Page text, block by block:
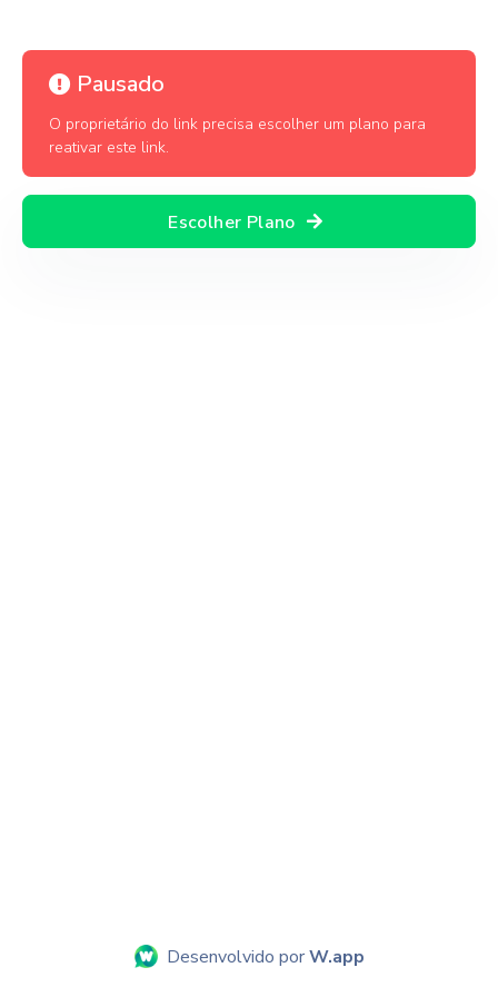
Pausado
O proprietário do link precisa escolher um plano para
reativar este link.
Escolher Plano
Desenvolvido porW.app